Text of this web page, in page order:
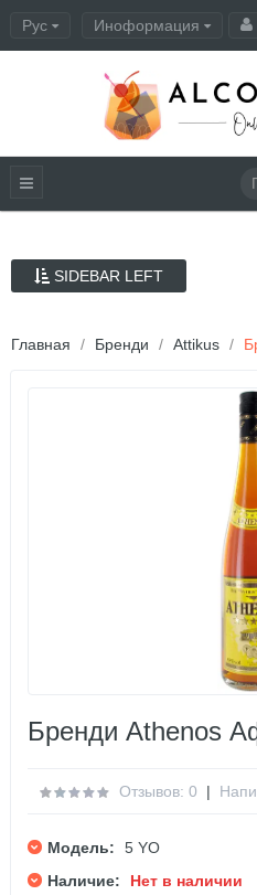
Рус Иноформация
SIDEBAR LEFT
Главная Бренди Attikus
Бренди Athenos
Отзывов: 0 |
Модель:
5 YO
Наличие:
Нет в наличии